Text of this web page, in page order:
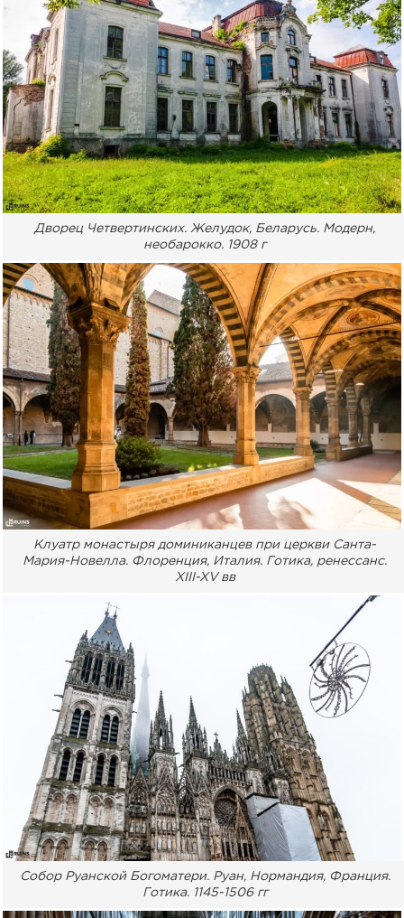
Дворец Четвертинских. Желудок, Беларусь. Модерн,
необарокко. 1908 г
Клуатр монастыря доминиканцев при церкви Санта-
Мария-Новелла. Флоренция, Италия. Готика, ренессанс.
XIII-XV вв
Собор Руанской Богоматери. Руан, Нормандия, Франция.
Готика. 1145-1506 гг